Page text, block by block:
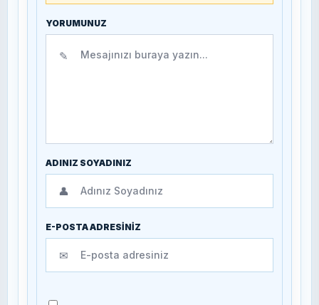
YORUMUNUZ
✎
ADINIZ SOYADINIZ
👤
E-POSTA ADRESİNİZ
✉